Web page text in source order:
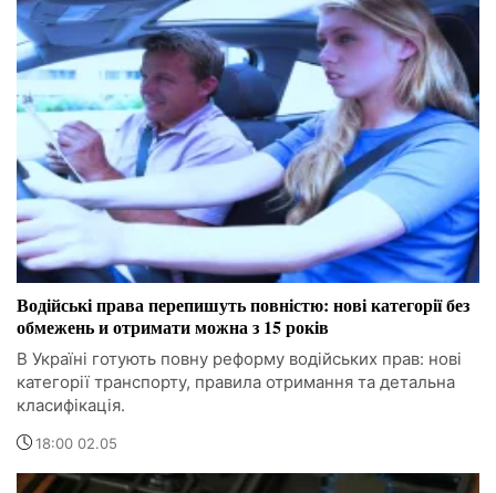
Водійські права перепишуть повністю: нові категорії без
обмежень и отримати можна з 15 років
В Україні готують повну реформу водійських прав: нові
категорії транспорту, правила отримання та детальна
класифікація.
18:00 02.05